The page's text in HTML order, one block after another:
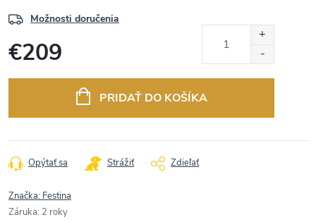
Možnosti doručenia
€209
PRIDAŤ DO KOŠÍKA
Opýtať sa Strážiť Zdieľať
Značka: Festina
Záruka: 2 roky